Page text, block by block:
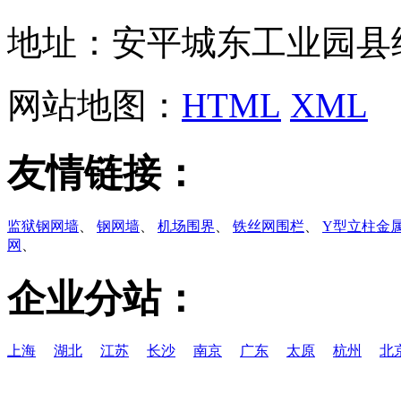
地址：安平城东工业园县
网站地图： HTML XML
友情链接：
监狱钢网墙 钢网墙 机场围界 铁丝网围栏
Y型立柱金
网
企业分站：
上海 湖北 江苏 长沙 南京 广东 太原 杭州 北